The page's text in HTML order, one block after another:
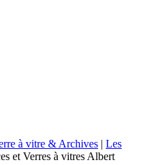
à vitre & Archives | Les
et Verres à vitres Albert